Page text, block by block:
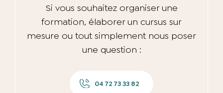
Si vous souhaitez organiser une
formation, élaborer un cursus sur
mesure ou tout simplement nous poser
une question :
04 72 73 33 82